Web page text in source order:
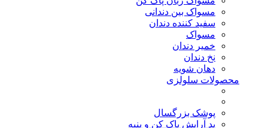
مسواک بین دندانی
سفید کننده دندان
مسواک
خمیر دندان
نخ دندان
دهان شویه
محصولات سلولزی
پوشک بزرگسال
پد آرایش پاک کن و پنبه